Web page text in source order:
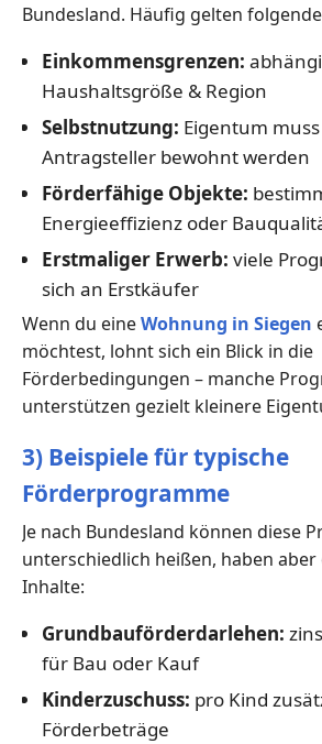
Bundesland. Häufig gelten
Einkommensgrenzen:
Haushaltsgröße & Region
Selbstnutzung: Eigentum
Antragsteller bewohnt werden
Förderfähige Objekte:
Energieeffizienz oder
Erstmaliger Erwerb: viele
sich an Erstkäufer
Wenn du eineWohnung in Siegen
möchtest, lohnt sich ein Blick in die
Förderbedingungen – manche
unterstützen gezielt kleinere
3) Beispiele für typische
Förderprogramme
Je nach Bundesland können diese
unterschiedlich heißen, haben
Inhalte:
Grundbauförderdarlehen:
für Bau oder Kauf
Kinderzuschuss: pro Kind
Förderbeträge